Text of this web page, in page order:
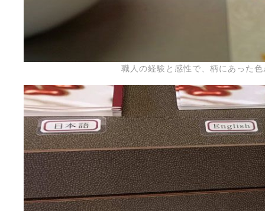
職人の経験と感性で、柄にあった